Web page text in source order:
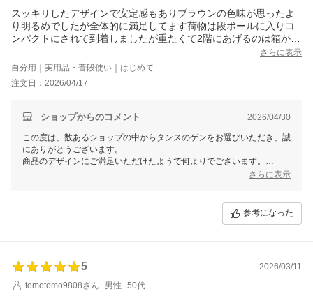
スッキリしたデザインで安定感もありブラウンの色味が思ったよ
り明るめでしたが全体的に満足してます荷物は段ボールに入りコ
ンパクトにされて到着しましたが重たくて2階にあげるのは箱から
出して運び組み立ては女の私1人で1時間ちょっとでした説明書は
見やすかったです1つ問題がネジが1箇所合わなくて入っていかず
面倒なので無理やり入れて取り付けて仕上げてしまいましたこれ
がなければ大満足でしたスノコが思ったより薄くて心配でしたが
りで気持ちよく使えてます見た目もスッキリしていて圧迫感なく
さらに表示
自分用｜実用品・普段使い｜はじめて
注文日：2026/04/17
ショップからのコメント 2026/04/30
この度は、数あるショップの中からタンスのゲンをお選びいただき、誠
にありがとうございます。
商品のデザインにご満足いただけたようで何よりでございます。
また、組み立ての際にご不便をおかけしましたこと、誠に申し訳ござい
さらに表示
参考になった
5
2026/03/11
tomotomo9808さん
男性
50代